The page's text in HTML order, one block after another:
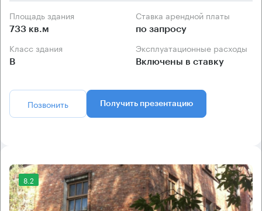
Площадь здания
733 кв.м
Ставка арендной платы
по запросу
Класс здания
B
Эксплуатационные расходы
Включены в ставку
Позвонить Получить презентацию
8.2